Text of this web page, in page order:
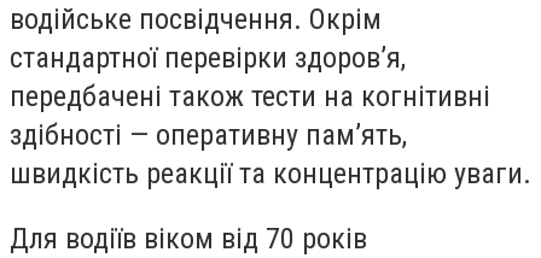
водійське посвідчення. Окрім
стандартної перевірки здоров’я,
передбачені також тести на когнітивні
здібності — оперативну пам’ять,
швидкість реакції та концентрацію уваги.
Для водіїв віком від 70 років